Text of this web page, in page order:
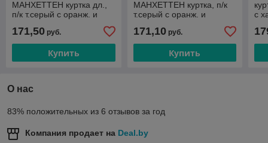
МАНХЕТТЕН куртка дл.,
п/к т.серый с оранж. и
черным тк. стрейч пл. 250
г/кв.м
171,50 руб.
Купить
МАНХЕТТЕН куртка, п/к
т.серый с оранж. и
черным тк. стрейч пл. 250
г/кв.м
171,10руб.
Купить
с
О нас
83% положительных из 6 отзывов за год
Компания продает на Deal.by